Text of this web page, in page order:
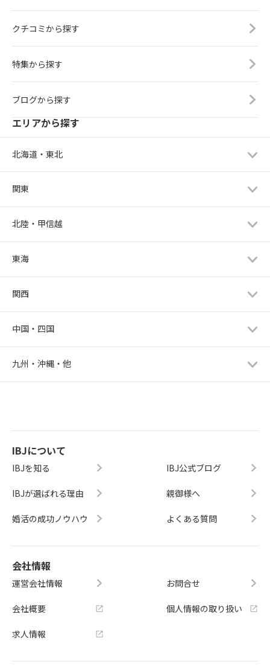
クチコミから探す
特集から探す
ブログから探す
エリアから探す
北海道・東北
関東
北陸・甲信越
東海
関西
中国・四国
九州・沖縄・他
IBJについて
IBJを知る
IBJが選ばれる理由
婚活の成功ノウハウ
IBJ公式ブログ
親御様へ
よくある質問
会社情報
運営会社情報
会社概要
求人情報
お問合せ
個人情報の取り扱い